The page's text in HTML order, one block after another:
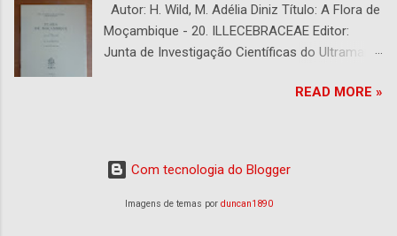
Autor: H. Wild, M. Adélia Diniz Título: A Flora de
Moçambique - 20. ILLECEBRACEAE Editor:
Junta de Investigação Científicas do Ultramar -
Fernandes e Editado por E. J. Mendes Ano:
READ MORE »
Com tecnologia do Blogger
Imagens de temas por duncan1890